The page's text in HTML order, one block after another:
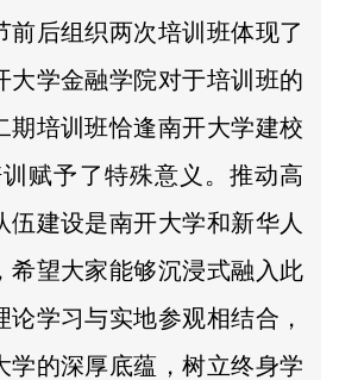
前后组织两次培训班体现了
大学金融学院对于培训班的
期培训班恰逢南开大学建校
赋予了特殊意义。推动高
伍建设是南开大学和新华人
希望大家能够沉浸式融入此
论学习与实地参观相结合，
学的深厚底蕴，树立终身学